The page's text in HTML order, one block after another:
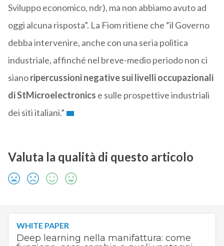
Sviluppo economico, ndr), ma non abbiamo avuto ad
oggi alcuna risposta”. La Fiom ritiene che “il Governo
debba intervenire, anche con una seria politica
industriale, affinché nel breve-medio periodo non ci
sianoripercussioni negative sui livelli occupazionali
di StMicroelectronics e sulle prospettive industriali
dei siti italiani.”
Valuta la qualità di questo articolo
WHITE PAPER
Deep learning nella manifattura: come